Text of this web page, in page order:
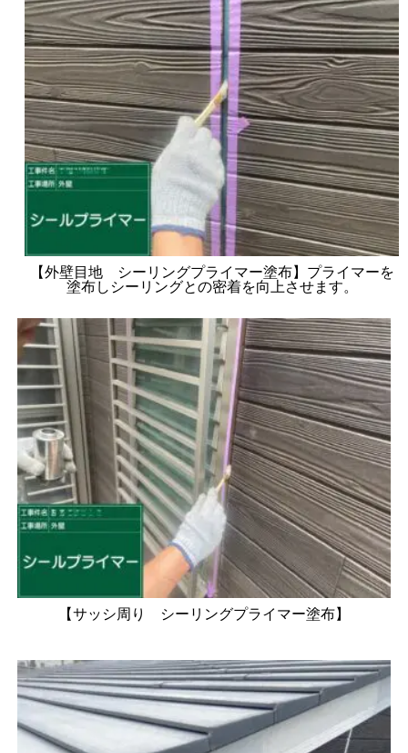
【外壁目地 シーリングプライマー塗布】プライマーを
塗布しシーリングとの密着を向上させます。
【サッシ周り シーリングプライマー塗布】